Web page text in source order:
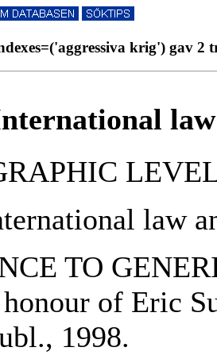
krig') gav 2
law
TO
honour of Eric
1998.